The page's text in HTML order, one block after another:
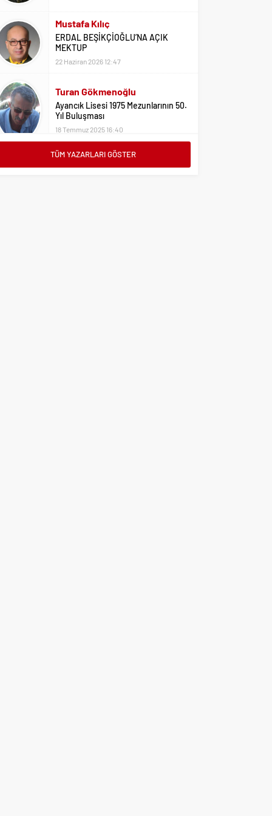
Turan Gökmenoğlu
Ayancık Lisesi 1975 Mezunlarının 50.
Adil Yıldız
Bu Sene Fenerbahçe Ülke Puanlarını
1 Eylül 2023 15:10
TÜM YAZARLARI GÖSTER